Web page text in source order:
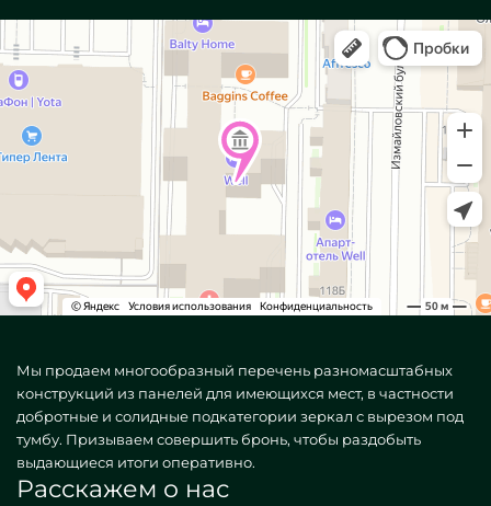
Мы продаем многообразный перечень разномасштабных
конструкций из панелей для имеющихся мест, в частности
добротные и солидные подкатегории зеркал с вырезом под
тумбу. Призываем совершить бронь, чтобы раздобыть
выдающиеся итоги оперативно.
Расскажем о нас